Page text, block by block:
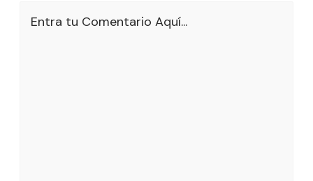
Entra tu Comentario Aquí...